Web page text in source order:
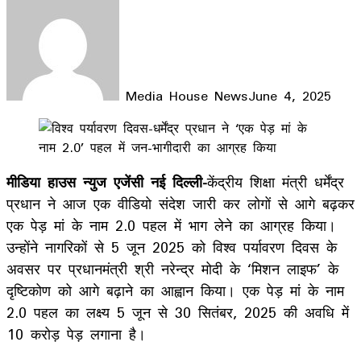
Media House NewsJune 4, 2025
Facebook
LinkedIn
WhatsApp
Telegram
मीडिया हाउस न्युज एजेंसी नई दिल्ली-केंद्रीय शिक्षा मंत्री धर्मेंद्र
प्रधान ने आज एक वीडियो संदेश जारी कर लोगों से आगे बढ़कर
एक पेड़ मां के नाम 2.0 पहल में भाग लेने का आग्रह किया।
उन्होंने नागरिकों से 5 जून 2025 को विश्व पर्यावरण दिवस के
अवसर पर प्रधानमंत्री श्री नरेन्द्र मोदी के ‘मिशन लाइफ’ के
दृष्टिकोण को आगे बढ़ाने का आह्वान किया। एक पेड़ मां के नाम
2.0 पहल का लक्ष्य 5 जून से 30 सितंबर, 2025 की अवधि में
10 करोड़ पेड़ लगाना है।